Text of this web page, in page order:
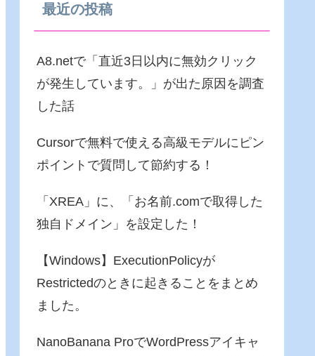
最近の投稿
A8.netで「直近3日以内に無効クリック
が発生しています。」が出た原因を調査
した話
Cursorで無料で使える高級モデルにピン
ポイントで質問して節約する！
「XREA」に、「お名前.comで取得した
独自ドメイン」を設定した！
【Windows】ExecutionPolicyが
Restrictedのときに起きることをまとめ
ました。
NanoBanana ProでWordPressアイキャ